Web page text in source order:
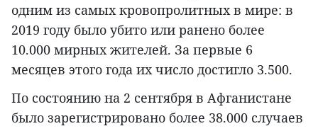
одним из самых кровопролитных в мире: в
2019 году было убито или ранено более
10.000 мирных жителей. За первые 6
месяцев этого года их число достигло 3.500.
По состоянию на 2 сентября в Афганистане
было зарегистрировано более 38.000 случаев